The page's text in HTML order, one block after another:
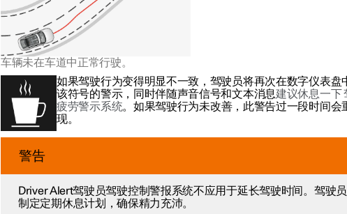
车辆未在车道中正常行驶。
如果驾驶行为变得明显不一致，驾驶员将再次在数字仪表盘
该符号的警示，同时伴随声音信号和文本消息建议休息一下
疲劳警示系统。如果驾驶行为未改善，此警告过一段时间会
现。
警告
Driver Alert驾驶员驾驶控制警报系统不应用于延长驾驶时间。驾驶
制定定期休息计划，确保精力充沛。